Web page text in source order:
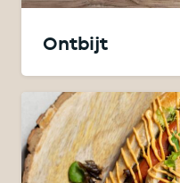
Ontbijt